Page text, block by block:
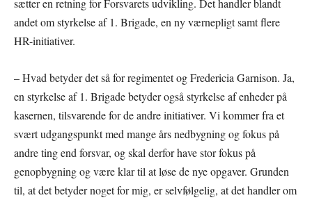
sætter en retning for Forsvarets udvikling. Det handler blandt
andet om styrkelse af 1. Brigade, en ny værnepligt samt flere
HR-initiativer.
– Hvad betyder det så for regimentet og Fredericia Garnison. Ja,
en styrkelse af 1. Brigade betyder også styrkelse af enheder på
kasernen, tilsvarende for de andre initiativer. Vi kommer fra et
svært udgangspunkt med mange års nedbygning og fokus på
andre ting end forsvar, og skal derfor have stor fokus på
genopbygning og være klar til at løse de nye opgaver. Grunden
til, at det betyder noget for mig, er selvfølgelig, at det handler om